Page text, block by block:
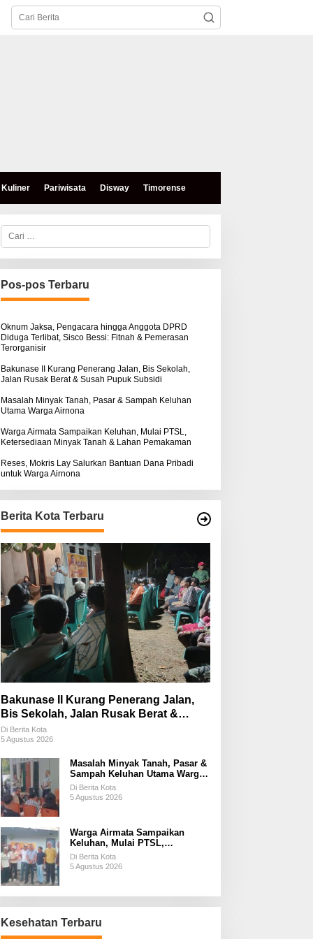
Kuliner Pariwisata Disway Timorense
C
r
i
u
n
u
:
Pos-pos Terbaru
Oknum Jaksa, Pengacara hingga Anggota DPRD
Diduga Terlibat, Sisco Bessi: Fitnah & Pemerasan
Terorganisir
Bakunase II Kurang Penerang Jalan, Bis Sekolah,
Jalan Rusak Berat & Susah Pupuk Subsidi
Masalah Minyak Tanah, Pasar & Sampah Keluhan
Utama Warga Airnona
Warga Airmata Sampaikan Keluhan, Mulai PTSL,
Ketersediaan Minyak Tanah & Lahan Pemakaman
Reses, Mokris Lay Salurkan Bantuan Dana Pribadi
untuk Warga Airnona
Berita Kota Terbaru
Bakunase II Kurang Penerang Jalan,
Bis Sekolah, Jalan Rusak Berat &
Susah Pupuk Subsidi
Di Berita Kota
5 Agustus 2026
Masalah Minyak Tanah, Pasar &
Sampah Keluhan Utama Warga
Airnona
Di Berita Kota
5 Agustus 2026
Warga Airmata Sampaikan
Keluhan, Mulai PTSL,
Ketersediaan Minyak Tanah &
Lahan Pemakaman
Di Berita Kota
5 Agustus 2026
Kesehatan Terbaru